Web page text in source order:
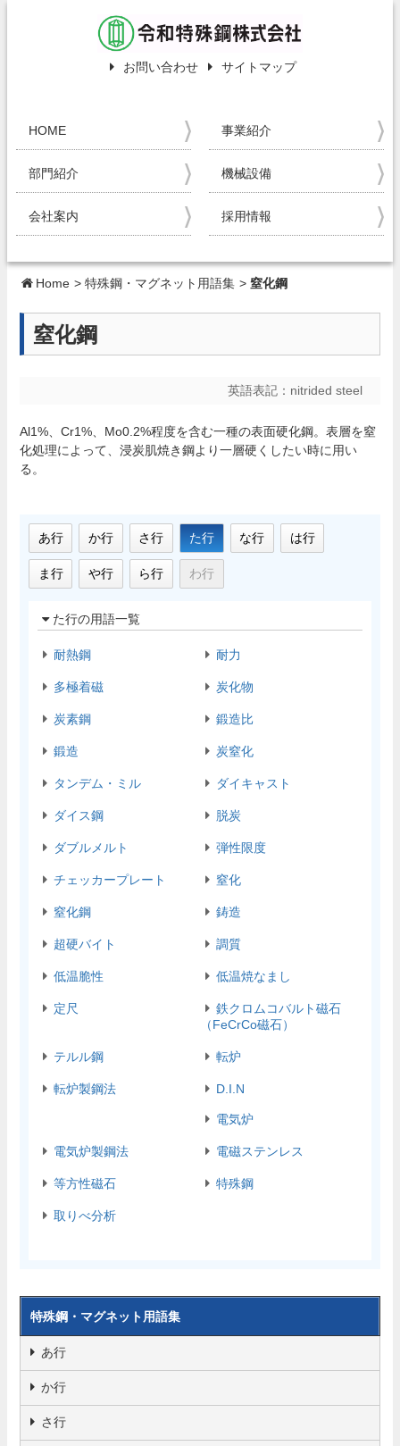
お問い合わせ サイトマップ
HOME 事業紹介
部門紹介 機械設備
会社案内 採用情報
Home > 特殊鋼・マグネット用語集 > 窒化鋼
窒化鋼
英語表記： nitrided steel
Al1%、Cr1%、Mo0.2%程度を含む一種の表面硬化鋼。表層を窒
化処理によって、浸炭肌焼き鋼より一層硬くしたい時に用い
る。
あ行 か行 さ行 た行 な行 は行
ま行 や行 ら行 わ行
た行の用語一覧
耐熱鋼 耐力
多極着磁 炭化物
炭素鋼 鍛造比
鍛造 炭窒化
タンデム・ミル ダイキャスト
ダイス鋼 脱炭
ダブルメルト 弾性限度
チェッカープレート 窒化
窒化鋼 鋳造
超硬バイト 調質
低温脆性 低温焼なまし
定尺
鉄クロムコバルト磁石
（FeCrCo磁石）
テルル鋼 転炉
転炉製鋼法 D.I.N
電気炉
電気炉製鋼法 電磁ステンレス
等方性磁石 特殊鋼
取りべ分析
特殊鋼・マグネット用語集
あ行
か行
さ行